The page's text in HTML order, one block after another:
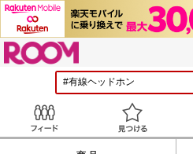
見